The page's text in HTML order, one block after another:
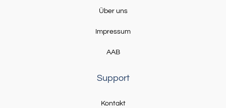
Über uns
Impressum
AAB
Support
Kontakt